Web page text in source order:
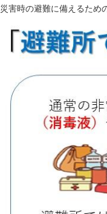
災害時の避難に備えるため